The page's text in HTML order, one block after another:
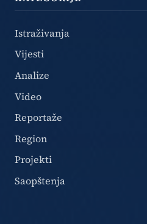
Istraživanja
Vijesti
Analize
Video
Reportaže
Region
Projekti
Saopštenja